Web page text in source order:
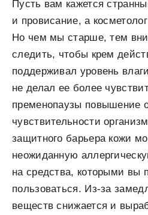
Пусть вам кажется
и провисание, а
Но чем мы старше, тем
следить, чтобы крем
поддерживал уровень
не делал ее более
пременопаузы повышение
чувствительности
защитного барьера кожи
неожиданную
на средства, которыми вы
пользоваться. Из-за
веществ снижается и